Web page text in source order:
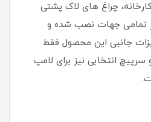
چراغ های لاک پشتی
در تمامی جهات نصب شده و
جانبی این محصول فقط
انتخابی نیز برای لامپ